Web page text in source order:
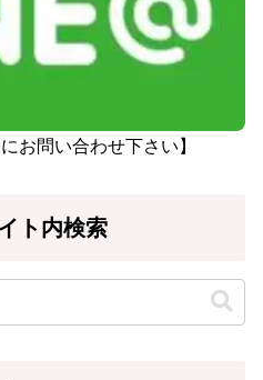
お問い合わせ下さい】
ト内検索